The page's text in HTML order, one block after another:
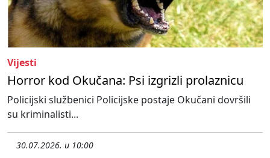
Vijesti
Horror kod Okučana: Psi izgrizli prolaznicu
Policijski službenici Policijske postaje Okučani dovršili
su kriminalisti...
30.07.2026. u 10:00